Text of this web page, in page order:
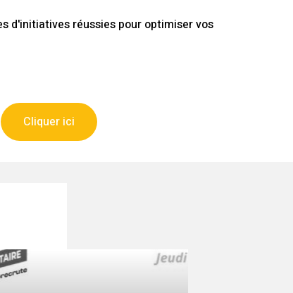
d'initiatives réussies pour optimiser vos
Cliquer ici